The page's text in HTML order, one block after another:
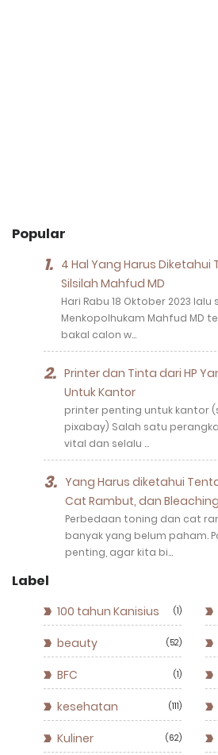
Popular
4 Hal Yang Harus Diketahui
Silsilah Mahfud MD
Hari Rabu 18 Oktober 2023
Menkopolhukam Mahfud MD
bakal calon w…
Printer dan Tinta dari HP
Untuk Kantor
printer penting untuk kantor
pixabay) Salah satu
vital dan selalu …
Yang Harus diketahui
Cat Rambut, dan Bleaching
Perbedaan toning dan cat
banyak yang belum paham.
penting, agar kita bi…
Label
100 tahun Kanisius 1
beauty 52
BFC 1
kesehatan 111
Kuliner 62